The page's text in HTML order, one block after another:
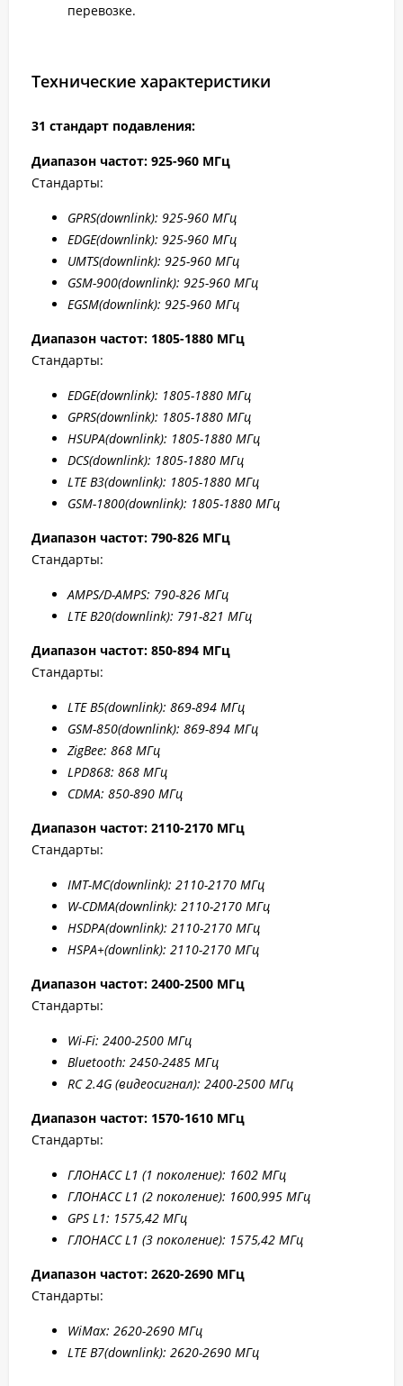
перевозке.
Технические характеристики
31 стандарт подавления:
Диапазон частот: 925-960 МГц
Стандарты:
GPRS(downlink): 925-960 МГц
EDGE(downlink): 925-960 МГц
UMTS(downlink): 925-960 МГц
GSM-900(downlink): 925-960 МГц
EGSM(downlink): 925-960 МГц
Диапазон частот: 1805-1880 МГц
Стандарты:
EDGE(downlink): 1805-1880 МГц
GPRS(downlink): 1805-1880 МГц
HSUPA(downlink): 1805-1880 МГц
DCS(downlink): 1805-1880 МГц
LTE B3(downlink): 1805-1880 МГц
GSM-1800(downlink): 1805-1880 МГц
Диапазон частот: 790-826 МГц
Стандарты:
AMPS/D-AMPS: 790-826 МГц
LTE B20(downlink): 791-821 МГц
Диапазон частот: 850-894 МГц
Стандарты:
LTE B5(downlink): 869-894 МГц
GSM-850(downlink): 869-894 МГц
ZigBee: 868 МГц
LPD868: 868 МГц
CDMA: 850-890 МГц
Диапазон частот: 2110-2170 МГц
Стандарты:
IMT-MC(downlink): 2110-2170 МГц
W-CDMA(downlink): 2110-2170 МГц
HSDPA(downlink): 2110-2170 МГц
HSPA+(downlink): 2110-2170 МГц
Диапазон частот: 2400-2500 МГц
Стандарты:
Wi-Fi: 2400-2500 МГц
Bluetooth: 2450-2485 МГц
RC 2.4G (видеосигнал): 2400-2500 МГц
Диапазон частот: 1570-1610 МГц
Стандарты:
ГЛОНАСС L1 (1 поколение): 1602 МГц
ГЛОНАСС L1 (2 поколение): 1600,995 МГц
GPS L1: 1575,42 МГц
ГЛОНАСС L1 (3 поколение): 1575,42 МГц
Диапазон частот: 2620-2690 МГц
Стандарты:
WiMax: 2620-2690 МГц
LTE B7(downlink): 2620-2690 МГц